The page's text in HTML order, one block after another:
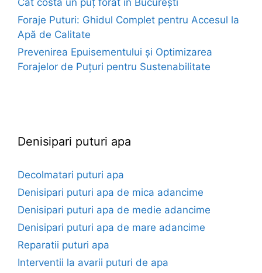
Foraje Puturi: Ghidul Complet pentru Accesul la
Apă de Calitate
Prevenirea Epuisementului și Optimizarea
Forajelor de Puțuri pentru Sustenabilitate
Denisipari puturi apa
Decolmatari puturi apa
Denisipari puturi apa de mica adancime
Denisipari puturi apa de medie adancime
Denisipari puturi apa de mare adancime
Reparatii puturi apa
Interventii la avarii puturi de apa